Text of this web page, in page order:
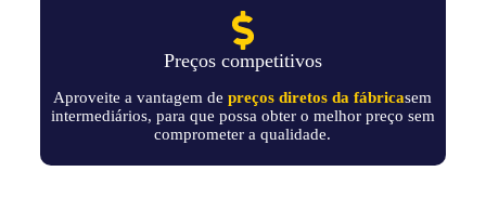
Preços competitivos
Aproveite a vantagem depreços diretos da fábricasem
intermediários, para que possa obter o melhor preço sem
comprometer a qualidade.